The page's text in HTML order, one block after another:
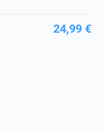
24,99 €